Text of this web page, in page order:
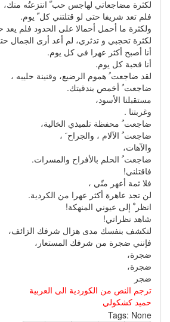
لكثرة مضاجعاتي لهاجس حب ّ انتزعتُه منك،
فلم تعد شريفا حتى لو قتلتني كل ّ يوم.
ولكثرة ما أحمل أحمالا على الحدود فلم يعد
لكثرة تحجبي و تدثري، لم أعد أرى الجمال
أنا أصبح أكثر عهرا في كل يوم.
أنا قحبة كل يوم.
لقد ضاجعت ُ هموم الرضيع، وقنينة حليبه ،
ضاجعت ُ أخمص بندقيتك.
مستقبلنا الأسود،
وغربتنا .
ضاجعت ُ محفظة تلميذي الخالية،
ضاجعت ُ الآلام ، والجراح َ ،
والآهات،
ضاجعت ُ الحلم بالأفراح والمسرات.
فاقتلني!
فلا ثمة أعهر منّي ،
لن تجد عاهرة أكثر عهرا من الكردية.
انظر ْ إلى عيوني المنهكة!
شاهد نظراتي!
لتكشف بنفسك مدى هزال شرفك الزائف،
فإنني ضجرة من شرفك المستعار،
ضجرة،
ضجرة،
ضجر
ترجم النص من الكوردية الى العربية
حميد كشكولي
Tags:None